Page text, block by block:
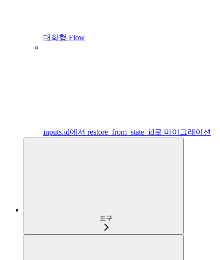
대화형 Flow
inputs.id에서 restore_from_state_id로 마이그레이션
도구